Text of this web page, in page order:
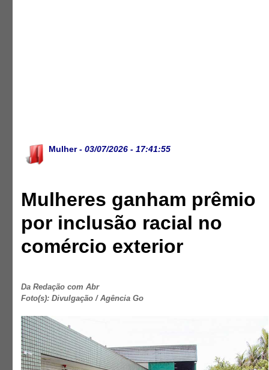
Mulher- 03/07/2026 - 17:41:55
Mulheres ganham prêmio
por inclusão racial no
comércio exterior
Da Redação com Abr
Foto(s): Divulgação / Agência Go